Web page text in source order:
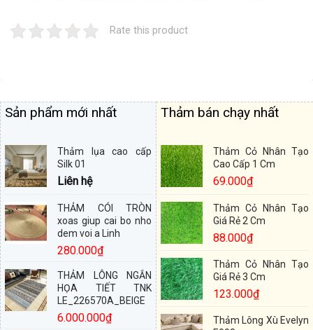
Rate this product
Sản phẩm mới nhất
Thảm lụa cao cấp
Silk 01
Liên hệ
THẢM CÓI TRÒN
xoas giup cai bo nho
dem voi a Linh
280.000₫
THẢM LÔNG NGẮN
HỌA TIẾT TNK
LE_226570A_BEIGE
6.000.000₫
Thảm bán chạy nhất
Thảm Cỏ Nhân Tạo
Cao Cấp 1 Cm
69.000₫
Thảm Cỏ Nhân Tạo
Giá Rẻ 2 Cm
88.000₫
Thảm Cỏ Nhân Tạo
Giá Rẻ 3 Cm
123.000₫
Thảm Lông Xù Evelyn